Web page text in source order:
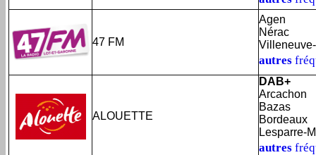
47 FM
Agen
Nérac
autres
ALOUETTE
DAB+
Arcachon
Bazas
Bordeaux
Lesparre-
autres